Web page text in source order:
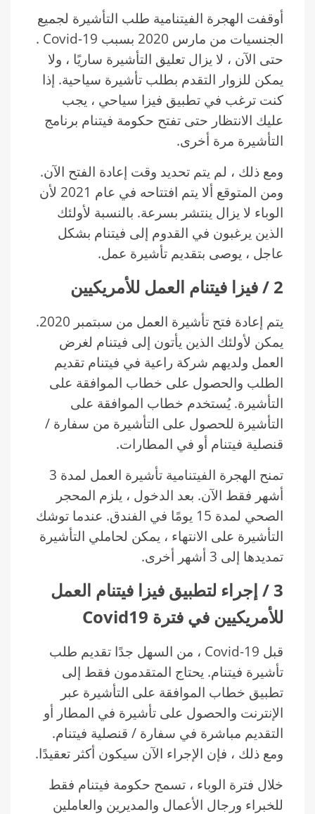
أوقفت الهجرة الفيتنامية طلب التأشيرة لجميع
الجنسيات من مارس 2020 بسبب Covid-19 .
حتى الآن ، لا يزال تعليق التأشيرة ساريًا ، ولا
يمكن للزوار التقدم بطلب تأشيرة سياحية. إذا
كنت ترغب في تطبيق فيزا سياحي ، يجب
عليك الانتظار حتى تفتح حكومة فيتنام برنامج
التأشيرة مرة أخرى.
ومع ذلك ، لم يتم تحديد وقت إعادة الفتح الآن.
ومن المتوقع ألا يتم افتتاحه في عام 2021 لأن
الوباء لا يزال ينتشر بسرعة. بالنسبة لأولئك
الذين يرغبون في القدوم إلى فيتنام بشكل
عاجل ، يوصى بتقديم تأشيرة عمل.
2
/فيزا فيتنام العمل للأمريكيين
يتم إعادة فتح تأشيرة العمل من سبتمبر 2020.
يمكن لأولئك الذين يأتون إلى فيتنام لغرض
العمل ولديهم شركة راعية في فيتنام تقديم
الطلب والحصول على خطاب الموافقة على
التأشيرة. يُستخدم خطاب الموافقة على
التأشيرة للحصول على التأشيرة من سفارة /
قنصلية فيتنام أو في المطارات.
تمنح الهجرة الفيتنامية تأشيرة العمل لمدة 3
أشهر فقط الآن. بعد الدخول ، يلزم المحجر
الصحي لمدة 15 يومًا في الفندق. عندما توشك
التأشيرة على الانتهاء ، يمكن لحاملي التأشيرة
تمديدها إلى 3 أشهر أخرى.
3
/ إجراء لتطبيق فيزا فيتنام العمل
للأمريكيين في فترة Covid19
قبل Covid-19 ، من السهل جدًا تقديم طلب
تأشيرة فيتنام. يحتاج المتقدمون فقط إلى
تطبيق خطاب الموافقة على التأشيرة عبر
الإنترنت والحصول على تأشيرة في المطار أو
التقديم مباشرة في سفارة / قنصلية فيتنام.
ومع ذلك ، فإن الإجراء الآن سيكون أكثر تعقيدًا.
خلال فترة الوباء ، تسمح حكومة فيتنام فقط
للخبراء ورجال الأعمال والمديرين والعاملين